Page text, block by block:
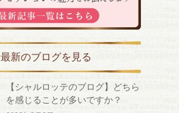
最新のブログを見る
【シャルロッテのブログ】どちら
を感じることが多いですか？